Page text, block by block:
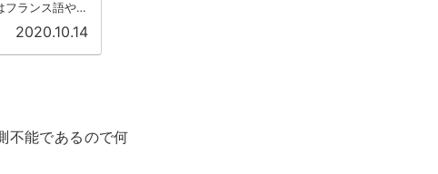
ランス語やド
も多く...
2020.10.14
不能であるので何